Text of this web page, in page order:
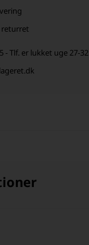
returret
- Tlf. er lukket uge 27-32